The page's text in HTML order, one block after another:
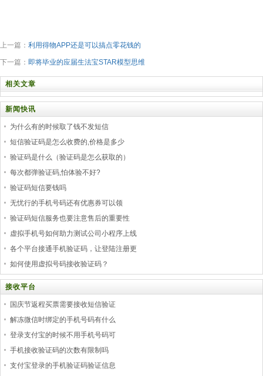
上一篇： 利用得物APP还是可以搞点零花钱的
下一篇： 即将毕业的应届生法宝STAR模型思维
相关文章
新闻快讯
为什么有的时候取了钱不发短信
短信验证码是怎么收费的,价格是多少
验证码是什么（验证码是怎么获取的）
每次都弹验证码,怕体验不好?
验证码短信要钱吗
无忧行的手机号码还有优惠券可以领
验证码短信服务也要注意售后的重要性
虚拟手机号如何助力测试公司小程序上线
各个平台接通手机验证码，让登陆注册更
如何使用虚拟号码接收验证码？
接收平台
国庆节返程买票需要接收短信验证
解冻微信时绑定的手机号码有什么
登录支付宝的时候不用手机号码可
手机接收验证码的次数有限制吗
支付宝登录的手机验证码验证信息